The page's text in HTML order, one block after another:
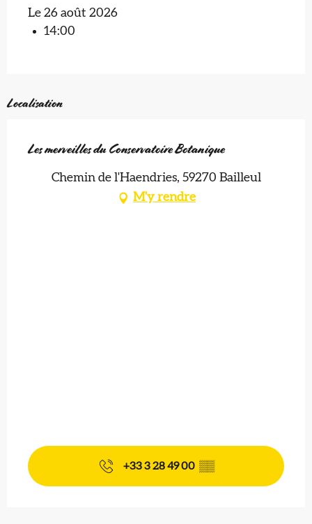
Le 26 août 2026
14:00
Localisation
Les merveilles du Conservatoire Botanique
Chemin de l'Haendries, 59270 Bailleul
M'y rendre
+33 3 28 49 00 ▒▒